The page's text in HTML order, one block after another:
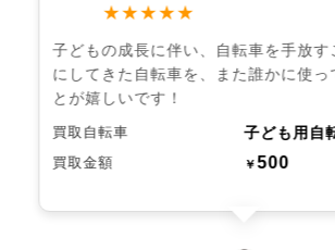
★★★★★
子どもの成長に伴い、自転車を手放す
にしてきた自転車を、また誰かに使っ
とが嬉しいです！
買取自転車 子ども用自
買取金額 ￥500